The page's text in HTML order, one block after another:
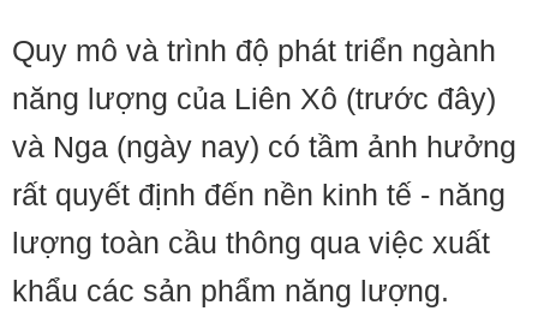
Quy mô và trình độ phát triển ngành
năng lượng của Liên Xô (trước đây)
và Nga (ngày nay) có tầm ảnh hưởng
rất quyết định đến nền kinh tế - năng
lượng toàn cầu thông qua việc xuất
khẩu các sản phẩm năng lượng.